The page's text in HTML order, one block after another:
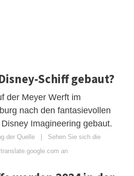
Schiff gebaut?
der Meyer Werft im
nach den fantasievollen
Imagineering gebaut.
der Quelle
Sehen Sie sich die
an